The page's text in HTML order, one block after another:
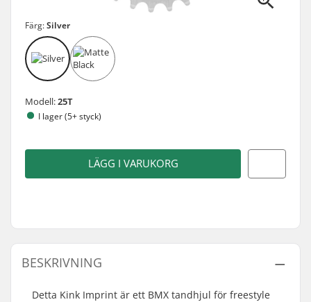
Färg:Silver
Modell:25T
I lager (5+ styck)
LÄGG I VARUKORG
BESKRIVNING
Detta Kink Imprint är ett BMX tandhjul för freestyle